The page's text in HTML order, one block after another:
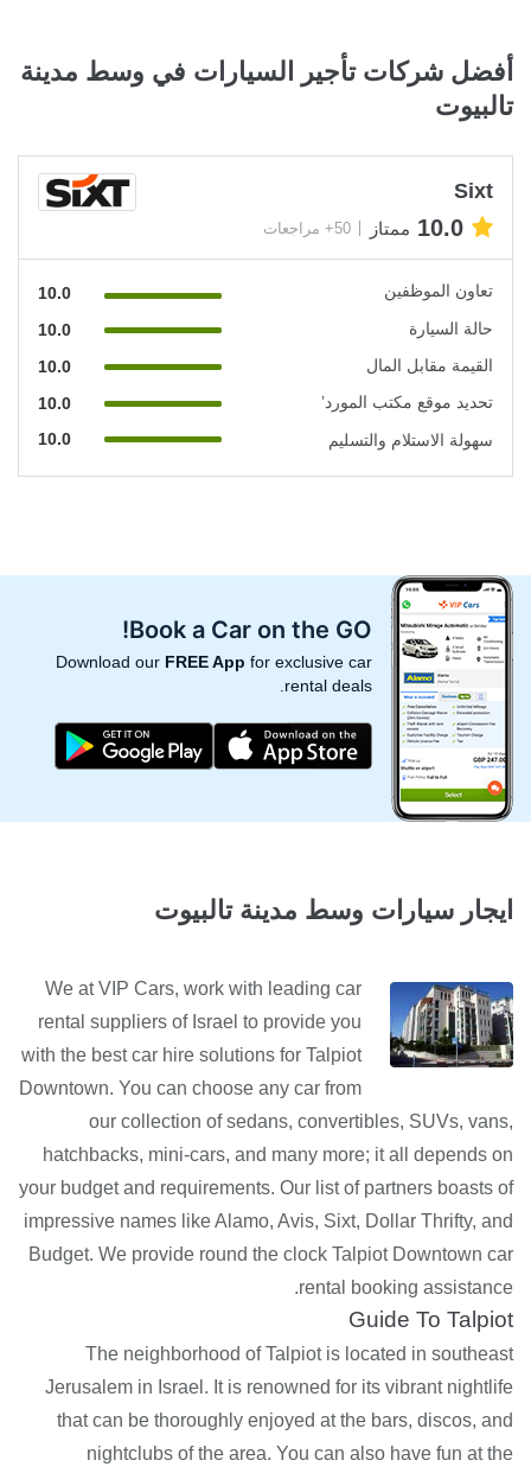
أفضل شركات تأجير السيارات في وسط مدينة
تالبيوت
Sixt
10.0 ممتاز 50+ مراجعات
تعاون الموظفين
10.0
حالة السيارة
10.0
القيمة مقابل المال
10.0
تحديد موقع مكتب المورد’
10.0
سهولة الاستلام والتسليم
10.0
Book a Car on the GO!
Download our FREE App for exclusive car
rental deals.
ايجار سيارات وسط مدينة تالبيوت
We at VIP Cars, work with leading car
rental suppliers of Israel to provide you
with the best car hire solutions for Talpiot
Downtown. You can choose any car from
our collection of sedans, convertibles, SUVs, vans,
hatchbacks, mini-cars, and many more; it all depends on
your budget and requirements. Our list of partners boasts of
impressive names like Alamo, Avis, Sixt, Dollar Thrifty, and
Budget. We provide round the clock Talpiot Downtown car
rental booking assistance.
Guide To Talpiot
The neighborhood of Talpiot is located in southeast
Jerusalem in Israel. It is renowned for its vibrant nightlife
that can be thoroughly enjoyed at the bars, discos, and
nightclubs of the area. You can also have fun at the